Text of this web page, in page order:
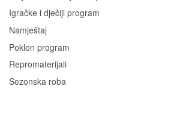
Igračke i dječiji program
Namještaj
Poklon program
Repromaterijali
Sezonska roba